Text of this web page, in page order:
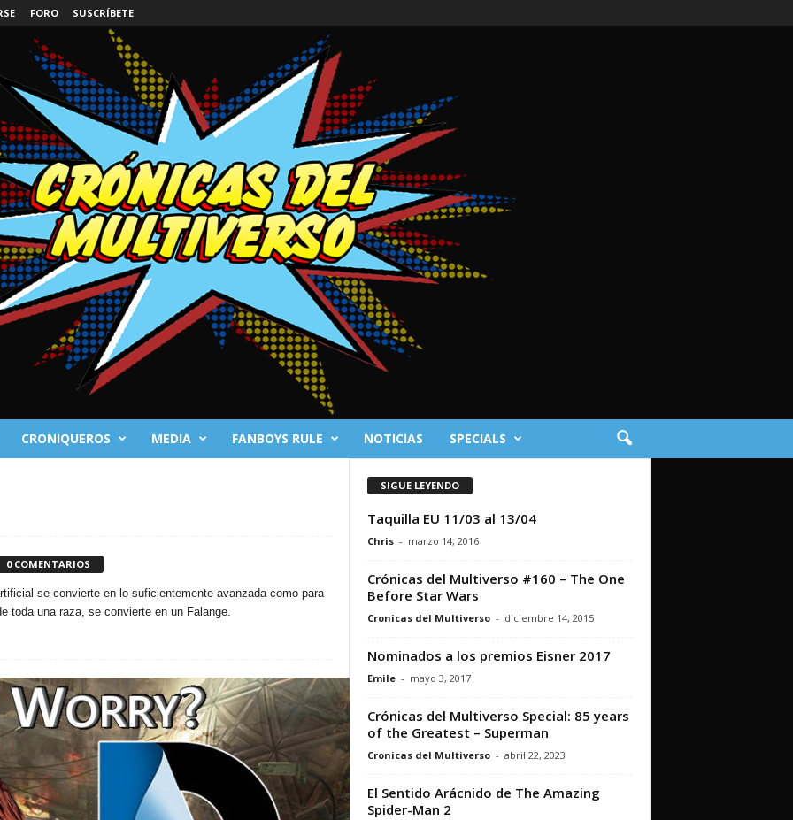
FORO SUSCRÍBETE
CRONIQUEROS MEDIA FANBOYS RULE NOTICIAS SPECIALS
0 COMENTARIOS
se convierte en lo suficientemente avanzada como para
toda una raza, se convierte en un Falange.
SIGUE LEYENDO
Taquilla EU 11/03 al 13/04
Chris - marzo 14, 2016
Crónicas del Multiverso #160 – The One
Before Star Wars
Cronicas del Multiverso - diciembre 14, 2015
Nominados a los premios Eisner 2017
Emile - mayo 3, 2017
Crónicas del Multiverso Special: 85 years
of the Greatest – Superman
Cronicas del Multiverso - abril 22, 2023
El Sentido Arácnido de The Amazing
Spider-Man 2